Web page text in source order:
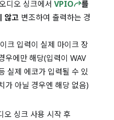
디오 싱크에서 VPIO
를
않고 변조하여 출력하는 경
크 입력이 실제 마이크 장
우에만 해당(입력이 WAV
실제 에코가 입력될 수 있
가 아닐 경우엔 해당 없음)
오 싱크 사용 시작 후